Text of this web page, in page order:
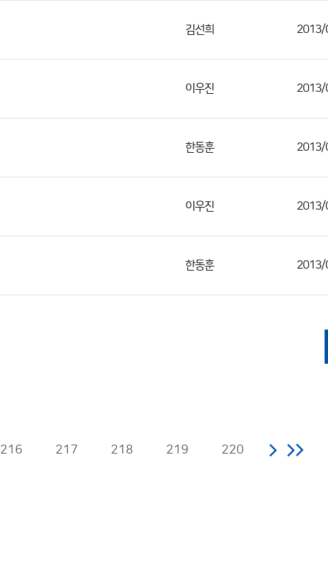
김선희 2013/
이우진 2013/
한동훈 2013/
이우진 2013/
한동훈 2013/
216 217 218 219 220